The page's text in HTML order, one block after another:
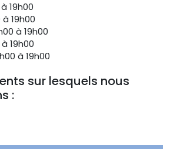
19h00
19h00
à 19h00
19h00
à 19h00
sur lesquels nous
: